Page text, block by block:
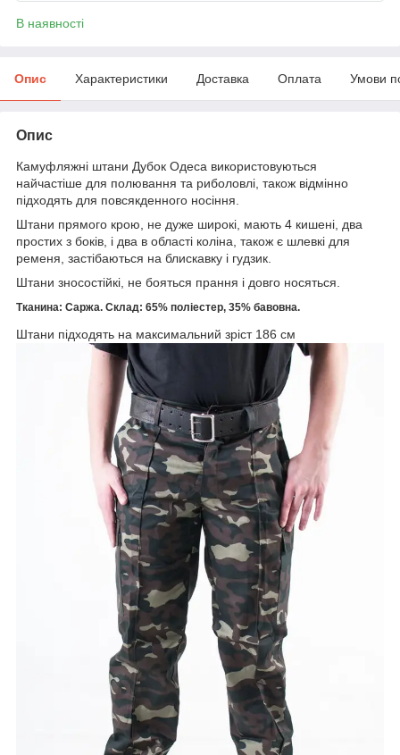
В наявності
Опис Характеристики Доставка Оплата Умови
Опис
Камуфляжні штани Дубок Одеса використовуються
найчастіше для полювання та риболовлі, також відмінно
підходять для повсякденного носіння.
Штани прямого крою, не дуже широкі, мають 4 кишені, два
простих з боків, і два в області коліна, також є шлевкі для
ременя, застібаються на блискавку і гудзик.
Штани зносостійкі, не бояться прання і довго носяться.
Тканина: Саржа. Склад: 65% поліестер, 35% бавовна.
Штани підходять на максимальний зріст 186 см